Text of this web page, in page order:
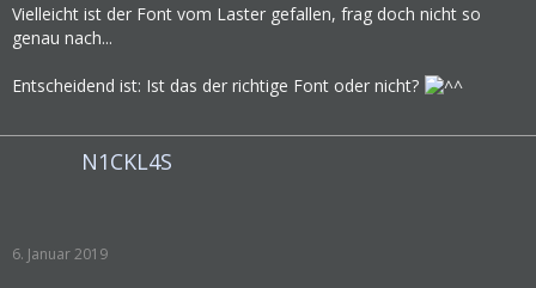
Vielleicht ist der Font vom Laster gefallen, frag doch nicht so
genau nach...
Entscheidend ist: Ist das der richtige Font oder nicht?
N1CKL4S
6. Januar 2019